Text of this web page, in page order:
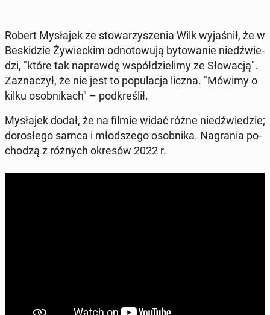
Robert My­sła­jek ze sto­wa­rzy­sze­nia Wilk wy­ja­śnił, że w
Be­ski­dzie Ży­wiec­kim od­no­to­wu­ją by­to­wa­nie niedź­wie­
dzi, "które tak na­praw­dę współ­dzie­li­my ze Sło­wa­cją".
Za­zna­czył, że nie jest to po­pu­la­cja liczna. "Mówimy o
kilku osob­ni­kach" – pod­kre­ślił.
My­sła­jek dodał, że na filmie widać różne niedź­wie­dzie;
do­ro­słe­go samca i młod­sze­go osob­ni­ka. Na­gra­nia po­
cho­dzą z różnych okresów 2022 r.